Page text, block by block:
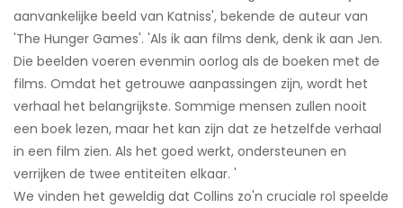
aanvankelijke beeld van Katniss', bekende de auteur van
'The Hunger Games'. 'Als ik aan films denk, denk ik aan Jen.
Die beelden voeren evenmin oorlog als de boeken met de
films. Omdat het getrouwe aanpassingen zijn, wordt het
verhaal het belangrijkste. Sommige mensen zullen nooit
een boek lezen, maar het kan zijn dat ze hetzelfde verhaal
in een film zien. Als het goed werkt, ondersteunen en
verrijken de twee entiteiten elkaar. '
We vinden het geweldig dat Collins zo'n cruciale rol speelde